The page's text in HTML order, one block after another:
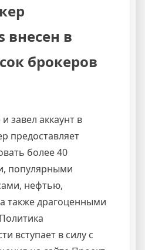
внесен в
брокеров
завел аккаунт в
предоставляет
более 40
популярными
нефтью,
также драгоценными
вступает в силу с